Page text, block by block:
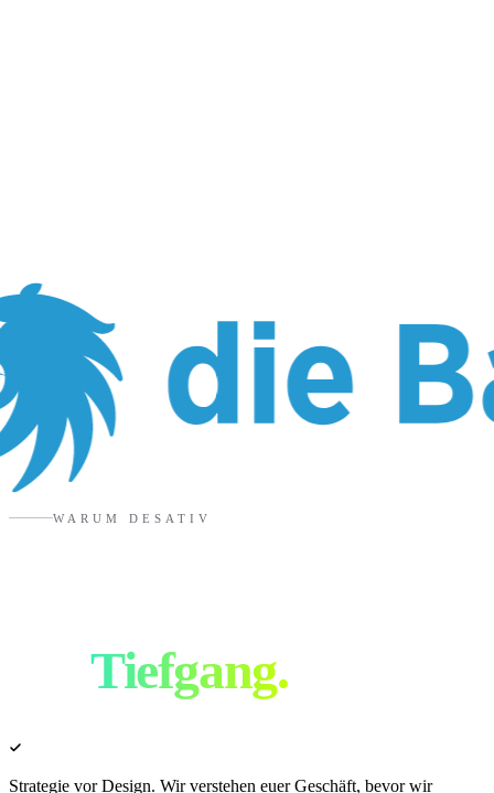
WARUM DESATIV
mitTiefgang.
Strategie vor Design. Wir verstehen euer Geschäft, bevor wir